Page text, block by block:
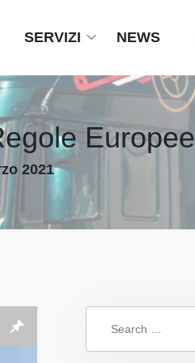
SERVIZI NEWS
Europee
2021